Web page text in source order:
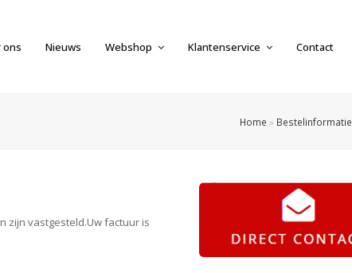
ons Nieuws Webshop Klantenservice Contact
Home » Bestelinformatie
zijn vastgesteld.Uw factuur is